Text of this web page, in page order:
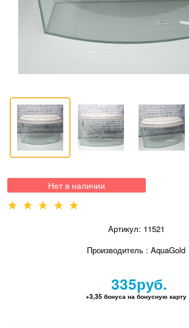
Нет в наличии
Артикул: 11521
Производитель : AquaGold
335руб.
+3,35 бонуса на бонусную карту